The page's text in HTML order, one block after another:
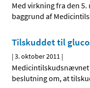
Med virkning fra den
baggrund af
Tilskuddet til
|3. oktober 2011 |
beslutning om, at